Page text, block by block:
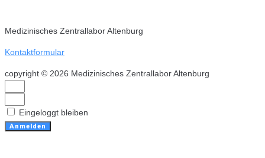
Medizinisches Zentrallabor Altenburg
Kontaktformular
copyright © 2026 Medizinisches Zentrallabor Altenburg
Eingeloggt bleiben
Anmelden